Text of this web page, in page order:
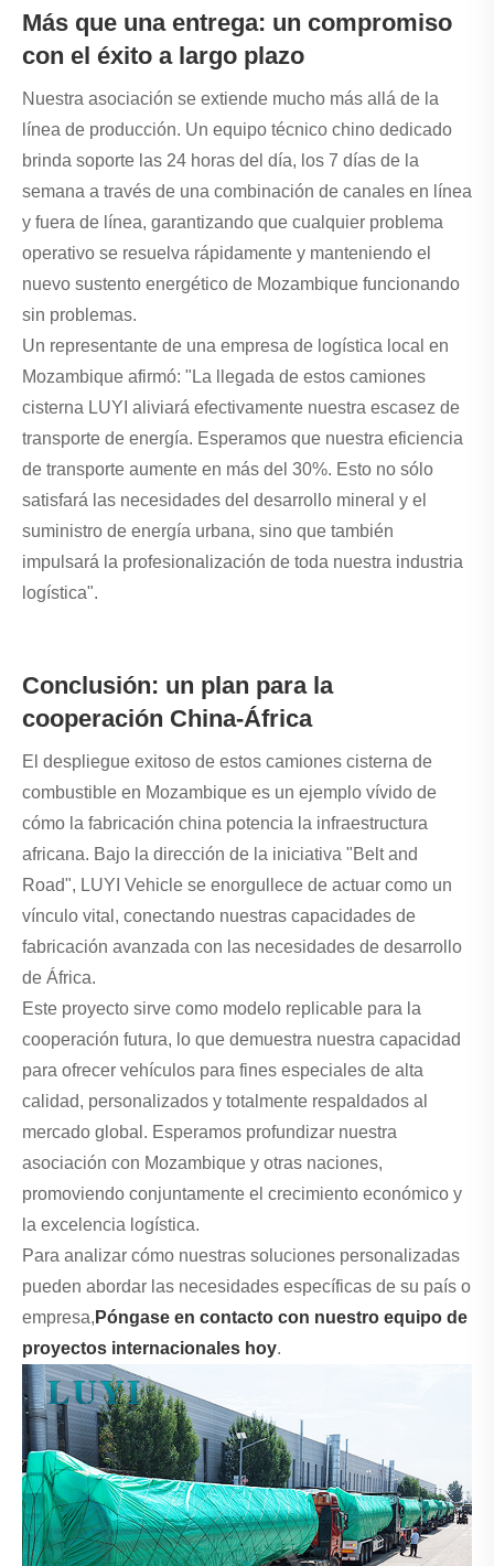
Más que una entrega: un compromiso
con el éxito a largo plazo
Nuestra asociación se extiende mucho más allá de la
línea de producción. Un equipo técnico chino dedicado
brinda soporte las 24 horas del día, los 7 días de la
semana a través de una combinación de canales en línea
y fuera de línea, garantizando que cualquier problema
operativo se resuelva rápidamente y manteniendo el
nuevo sustento energético de Mozambique funcionando
sin problemas.
Un representante de una empresa de logística local en
Mozambique afirmó: "La llegada de estos camiones
cisterna LUYI aliviará efectivamente nuestra escasez de
transporte de energía. Esperamos que nuestra eficiencia
de transporte aumente en más del 30%. Esto no sólo
satisfará las necesidades del desarrollo mineral y el
suministro de energía urbana, sino que también
impulsará la profesionalización de toda nuestra industria
logística".
Conclusión: un plan para la
cooperación China-África
El despliegue exitoso de estos camiones cisterna de
combustible en Mozambique es un ejemplo vívido de
cómo la fabricación china potencia la infraestructura
africana. Bajo la dirección de la iniciativa "Belt and
Road", LUYI Vehicle se enorgullece de actuar como un
vínculo vital, conectando nuestras capacidades de
fabricación avanzada con las necesidades de desarrollo
de África.
Este proyecto sirve como modelo replicable para la
cooperación futura, lo que demuestra nuestra capacidad
para ofrecer vehículos para fines especiales de alta
calidad, personalizados y totalmente respaldados al
mercado global. Esperamos profundizar nuestra
asociación con Mozambique y otras naciones,
promoviendo conjuntamente el crecimiento económico y
la excelencia logística.
Para analizar cómo nuestras soluciones personalizadas
pueden abordar las necesidades específicas de su país o
empresa, Póngase en contacto con nuestro equipo de
proyectos internacionales hoy.